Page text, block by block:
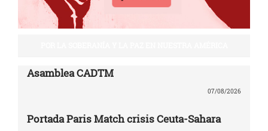
Asamblea CADTM
07/08/2026
Portada Paris Match crisis Ceuta-Sahara